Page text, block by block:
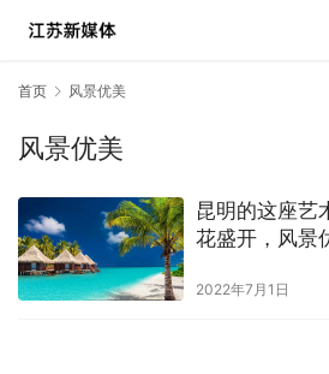
首页 风景优美
风景优美
昆明的这座艺
花盛开，风景
2022年7月1日